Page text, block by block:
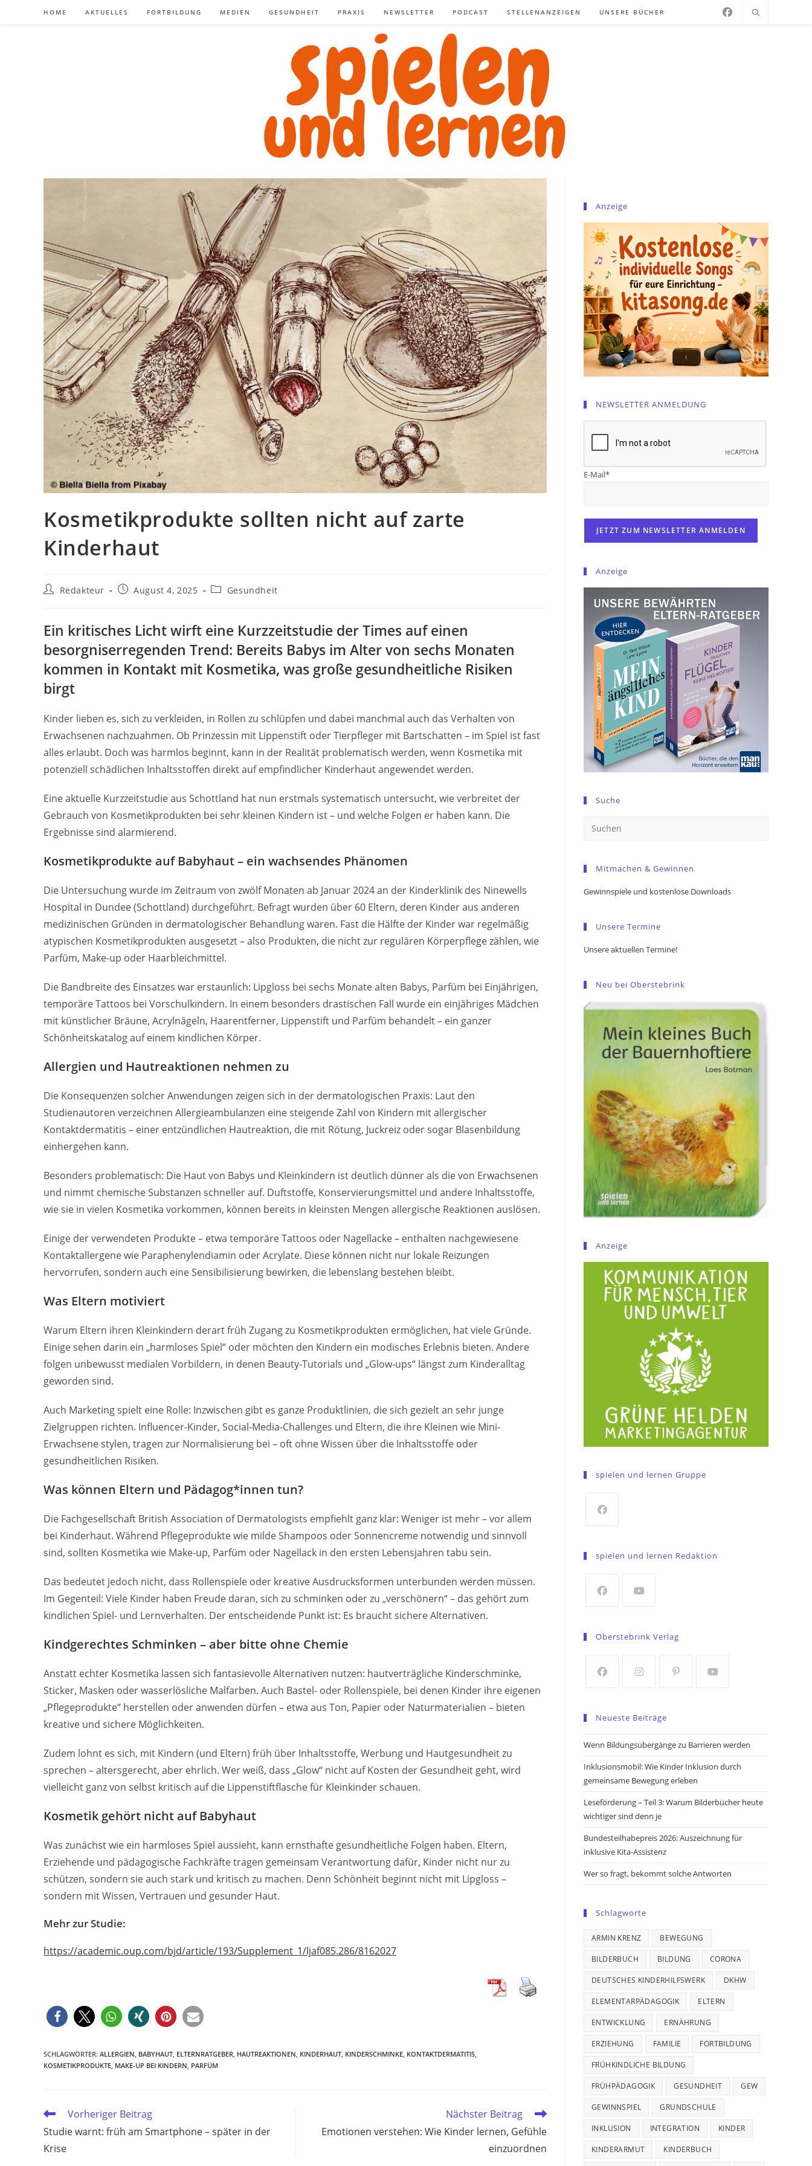
HOME AKTUELLES FORTBILDUNG MEDIEN GESUNDHEIT PRAXIS NEWSLETTER PODCAST STELLENANZEIGEN UNSERE BÜCHER
Kosmetikprodukte sollten nicht auf zarte
Kinderhaut
Beitrags-
Redakteur
BeitragAugust 4, 2025
Beitrags-
Gesundheit
Ein kritisches Licht wirft eine Kurzzeitstudie der Times auf einen
besorgniserregenden Trend: Bereits Babys im Alter von sechs Monaten
kommen in Kontakt mit Kosmetika, was große gesundheitliche Risiken
birgt
Kinder lieben es, sich zu verkleiden, in Rollen zu schlüpfen und dabei manchmal auch das Verhalten von
Erwachsenen nachzuahmen. Ob Prinzessin mit Lippenstift oder Tierpfleger mit Bartschatten – im Spiel ist fast
alles erlaubt. Doch was harmlos beginnt, kann in der Realität problematisch werden, wenn Kosmetika mit
potenziell schädlichen Inhaltsstoffen direkt auf empfindlicher Kinderhaut angewendet werden.
Eine aktuelle Kurzzeitstudie aus Schottland hat nun erstmals systematisch untersucht, wie verbreitet der
Gebrauch von Kosmetikprodukten bei sehr kleinen Kindern ist – und welche Folgen er haben kann. Die
Ergebnisse sind alarmierend.
Kosmetikprodukte auf Babyhaut – ein wachsendes Phänomen
Die Untersuchung wurde im Zeitraum von zwölf Monaten ab Januar 2024 an der Kinderklinik des Ninewells
Hospital in Dundee (Schottland) durchgeführt. Befragt wurden über 60 Eltern, deren Kinder aus anderen
medizinischen Gründen in dermatologischer Behandlung waren. Fast die Hälfte der Kinder war regelmäßig
atypischen Kosmetikprodukten ausgesetzt – also Produkten, die nicht zur regulären Körperpflege zählen, wie
Parfüm, Make-up oder Haarbleichmittel.
Die Bandbreite des Einsatzes war erstaunlich: Lipgloss bei sechs Monate alten Babys, Parfüm bei Einjährigen,
temporäre Tattoos bei Vorschulkindern. In einem besonders drastischen Fall wurde ein einjähriges Mädchen
mit künstlicher Bräune, Acrylnägeln, Haarentferner, Lippenstift und Parfüm behandelt – ein ganzer
Schönheitskatalog auf einem kindlichen Körper.
Allergien und Hautreaktionen nehmen zu
Die Konsequenzen solcher Anwendungen zeigen sich in der dermatologischen Praxis: Laut den
Studienautoren verzeichnen Allergieambulanzen eine steigende Zahl von Kindern mit allergischer
Kontaktdermatitis – einer entzündlichen Hautreaktion, die mit Rötung, Juckreiz oder sogar Blasenbildung
einhergehen kann.
Besonders problematisch: Die Haut von Babys und Kleinkindern ist deutlich dünner als die von Erwachsenen
und nimmt chemische Substanzen schneller auf. Duftstoffe, Konservierungsmittel und andere Inhaltsstoffe,
wie sie in vielen Kosmetika vorkommen, können bereits in kleinsten Mengen allergische Reaktionen auslösen.
Einige der verwendeten Produkte – etwa temporäre Tattoos oder Nagellacke – enthalten nachgewiesene
Kontaktallergene wie Paraphenylendiamin oder Acrylate. Diese können nicht nur lokale Reizungen
hervorrufen, sondern auch eine Sensibilisierung bewirken, die lebenslang bestehen bleibt.
Was Eltern motiviert
Warum Eltern ihren Kleinkindern derart früh Zugang zu Kosmetikprodukten ermöglichen, hat viele Gründe.
Einige sehen darin ein „harmloses Spiel“ oder möchten den Kindern ein modisches Erlebnis bieten. Andere
folgen unbewusst medialen Vorbildern, in denen Beauty-Tutorials und „Glow-ups“ längst zum Kinderalltag
geworden sind.
Auch Marketing spielt eine Rolle: Inzwischen gibt es ganze Produktlinien, die sich gezielt an sehr junge
Zielgruppen richten. Influencer-Kinder, Social-Media-Challenges und Eltern, die ihre Kleinen wie Mini-
Erwachsene stylen, tragen zur Normalisierung bei – oft ohne Wissen über die Inhaltsstoffe oder
gesundheitlichen Risiken.
Was können Eltern und Pädagog*innen tun?
Die Fachgesellschaft British Association of Dermatologists empfiehlt ganz klar: Weniger ist mehr – vor allem
bei Kinderhaut. Während Pflegeprodukte wie milde Shampoos oder Sonnencreme notwendig und sinnvoll
sind, sollten Kosmetika wie Make-up, Parfüm oder Nagellack in den ersten Lebensjahren tabu sein.
Das bedeutet jedoch nicht, dass Rollenspiele oder kreative Ausdrucksformen unterbunden werden müssen.
Im Gegenteil: Viele Kinder haben Freude daran, sich zu schminken oder zu „verschönern“ – das gehört zum
kindlichen Spiel- und Lernverhalten. Der entscheidende Punkt ist: Es braucht sichere Alternativen.
Kindgerechtes Schminken – aber bitte ohne Chemie
Anstatt echter Kosmetika lassen sich fantasievolle Alternativen nutzen: hautverträgliche Kinderschminke,
Sticker, Masken oder wasserlösliche Malfarben. Auch Bastel- oder Rollenspiele, bei denen Kinder ihre eigenen
„Pflegeprodukte“ herstellen oder anwenden dürfen – etwa aus Ton, Papier oder Naturmaterialien – bieten
kreative und sichere Möglichkeiten.
Zudem lohnt es sich, mit Kindern (und Eltern) früh über Inhaltsstoffe, Werbung und Hautgesundheit zu
sprechen – altersgerecht, aber ehrlich. Wer weiß, dass „Glow“ nicht auf Kosten der Gesundheit geht, wird
vielleicht ganz von selbst kritisch auf die Lippenstiftflasche für Kleinkinder schauen.
Kosmetik gehört nicht auf Babyhaut
Was zunächst wie ein harmloses Spiel aussieht, kann ernsthafte gesundheitliche Folgen haben. Eltern,
Erziehende und pädagogische Fachkräfte tragen gemeinsam Verantwortung dafür, Kinder nicht nur zu
schützen, sondern sie auch stark und kritisch zu machen. Denn Schönheit beginnt nicht mit Lipgloss –
sondern mit Wissen, Vertrauen und gesunder Haut.
Mehr zur Studie:
https://academic.oup.com/bjd/article/193/Supplement_1/ljaf085.286/8162027
SCHLAGWÖRTER: ALLERGIEN BABYHAUT ELTERNRATGEBER HAUTREAKTIONEN KINDERHAUT KINDERSCHMINKE KONTAKTDERMATITIS
KOSMETIKPRODUKTE MAKE-UP BEI KINDERN PARFÜM
Weitere
ansehen
Vorheriger Beitrag
Studie warnt: früh am Smartphone – später in der
Krise
Nächster Beitrag
Emotionen verstehen: Wie Kinder lernen, Gefühle
einzuordnen
Anzeige
NEWSLETTER ANMELDUNG
E-Mail*
Anzeige
Suche
Mitmachen & Gewinnen
Gewinnspiele und kostenlose Downloads
Unsere Termine
Unsere aktuellen Termine!
Neu bei Oberstebrink
Anzeige
spielen und lernen Gruppe
a
tab
spielen und lernen Redaktion
a
tab
Oberstebrink Verlag
a
new
a
new
new
Neueste Beiträge
Wenn Bildungsübergänge zu Barrieren werden
Inklusionsmobil: Wie Kinder Inklusion durch
gemeinsame Bewegung erleben
Leseförderung – Teil 3: Warum Bilderbücher heute
wichtiger sind denn je
Bundesteilhabepreis 2026: Auszeichnung für
inklusive Kita-Assistenz
Wer so fragt, bekommt solche Antworten
Schlagworte
ARMIN KRENZ BEWEGUNG
BILDERBUCH BILDUNG CORONA
DEUTSCHES KINDERHILFSWERK DKHW
ELEMENTARPÄDAGOGIK ELTERN
ENTWICKLUNG ERNÄHRUNG
ERZIEHUNG FAMILIE FORTBILDUNG
FRÜHKINDLICHE BILDUNG
FRÜHPÄDAGOGIK GESUNDHEIT GEW
GEWINNSPIEL GRUNDSCHULE
INKLUSION INTEGRATION KINDER
KINDERARMUT KINDERBUCH